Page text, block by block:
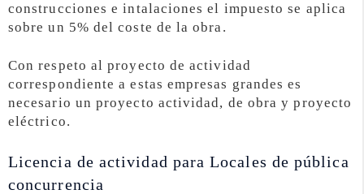
construcciones e intalaciones el impuesto se aplica
sobre un 5% del coste de la obra.
Con respeto al proyecto de actividad
correspondiente a estas empresas grandes es
necesario un proyecto actividad, de obra y proyecto
eléctrico.
Licencia de actividad para Locales de pública
concurrencia